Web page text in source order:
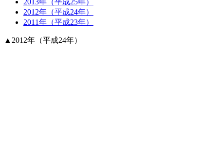
2012年（平成24年）
2011年（平成23年）
▲ 2012年（平成24年）